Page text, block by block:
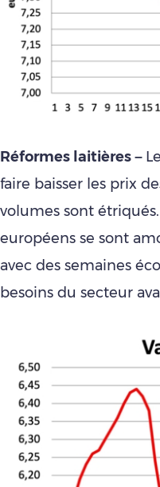
Réformes laitières –
faire baisser les prix
volumes sont
européens se sont
avec des semaines
besoins du secteur